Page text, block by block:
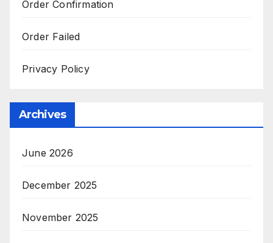
Order Confirmation
Order Failed
Privacy Policy
Archives
June 2026
December 2025
November 2025